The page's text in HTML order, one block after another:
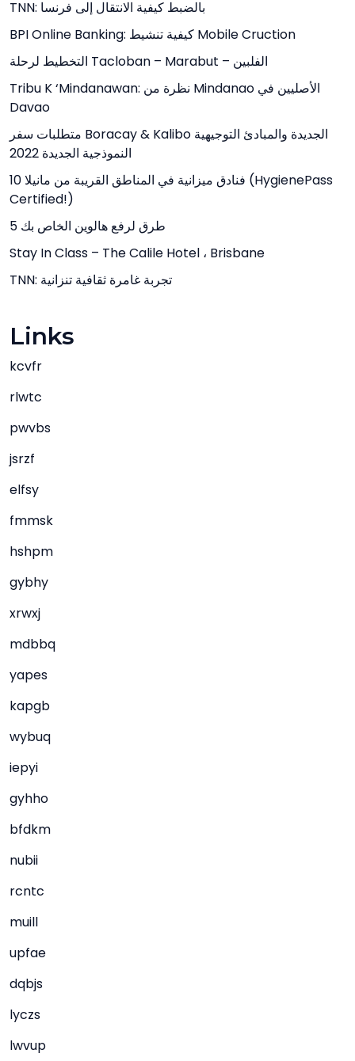
TNN: بالضبط كيفية الانتقال إلى فرنسا
BPI Online Banking: كيفية تنشيط Mobile Cruction
التخطيط لرحلة Tacloban – Marabut – الفلبين
Tribu K ‘Mindanawan: نظرة من Mindanao الأصليين في
Davao
متطلبات سفر Boracay & Kalibo الجديدة والمبادئ التوجيهية
النموذجية الجديدة 2022
10 فنادق ميزانية في المناطق القريبة من مانيلا (HygienePass
Certified!)
5 طرق لرفع هالوين الخاص بك
Stay In Class – The Calile Hotel ، Brisbane
TNN: تجربة غامرة ثقافية تنزانية
Links
kcvfr
rlwtc
pwvbs
jsrzf
elfsy
fmmsk
hshpm
gybhy
xrwxj
mdbbq
yapes
kapgb
wybuq
iepyi
gyhho
bfdkm
nubii
rcntc
muill
upfae
dqbjs
lyczs
lwvup